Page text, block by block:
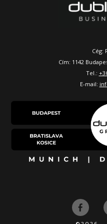
Cég:
Cím: 1142
Tel.:
E-mail: